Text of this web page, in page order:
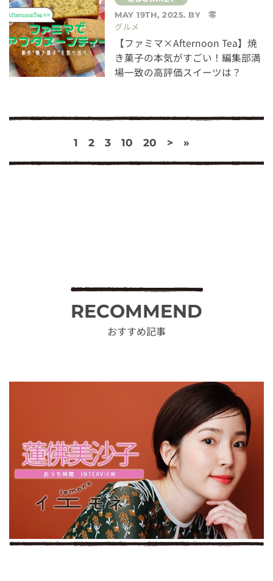
MAY 19TH, 2025. BY
零
グルメ
【ファミマ×Afternoon Tea】焼
き菓子の本気がすごい！編集部満
場一致の高評価スイーツは？
1 2 3 10 20 > »
RECOMMEND
おすすめ記事